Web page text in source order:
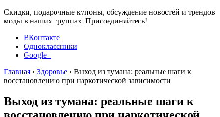
Скидки, подарочные купоны, обсуждение новостей и трендов
моды в наших группах. Присоединяйтесь!
ВКонтакте
Одноклассники
Google+
Главная › Здоровье › Выход из тумана: реальные шаги к
восстановлению при наркотической зависимости
Выход из тумана: реальные шаги к